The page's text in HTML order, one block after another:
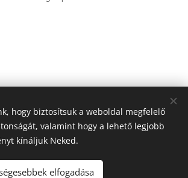
2011 Budakalász , Budai út 47, +36-26-
777-189
hogy biztosítsuk a weboldal megfelelő
valamint hogy a lehető legjobb
kínáljuk Neked.
elfogadása